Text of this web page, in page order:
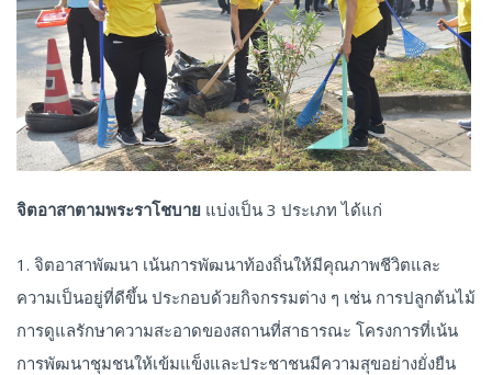
จิตอาสาตามพระราโชบาย แบ่งเป็น 3 ประเภท ได้แก่
1. จิตอาสาพัฒนา เน้นการพัฒนาท้องถิ่นให้มีคุณภาพชีวิตและ
ความเป็นอยู่ที่ดีขึ้น ประกอบด้วยกิจกรรมต่าง ๆ เช่น การปลูกต้นไม้
การดูแลรักษาความสะอาดของสถานที่สาธารณะ โครงการที่เน้น
การพัฒนาชุมชนให้เข้มแข็งและประชาชนมีความสุขอย่างยั่งยืน